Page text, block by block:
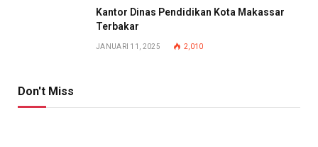
Kantor Dinas Pendidikan Kota Makassar
Terbakar
JANUARI 11, 2025 2,010
Don't Miss